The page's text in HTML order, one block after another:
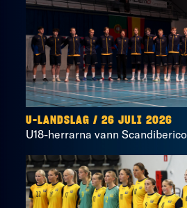
U-LANDSLAG / 26 JULI 2026
U18-herrarna vann Scandiberico